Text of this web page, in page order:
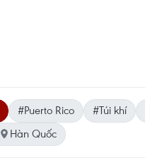
#Puerto Rico #Túi khí
Hàn Quốc